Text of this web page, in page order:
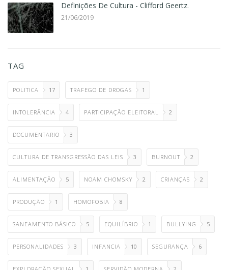
Definições De Cultura - Clifford Geertz.
21/06/2019
TAG
POLITICA 17 TRAFEGO DE DROGAS 1
INTOLERÂNCIA 4 PARTICIPAÇÃO ELEITORAL 2
DOCUMENTARIO 3
CULTURA DE TRANSGRESSÃO DAS LEIS 3 BURNOUT 2
ALIMENTAÇÃO 5 NOAM CHOMSKY 2 CRIANÇAS 2
PRODUÇÃO 1 HOMOFOBIA 8
SANEAMENTO BÁSICO 5 EQUILÍBRIO 1 BULLYING 5
PERSONALIDADES 3 INFANCIA 10 SEGURANÇA 6